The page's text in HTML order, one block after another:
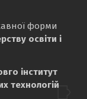
форми
освіти і
інститут
технологій